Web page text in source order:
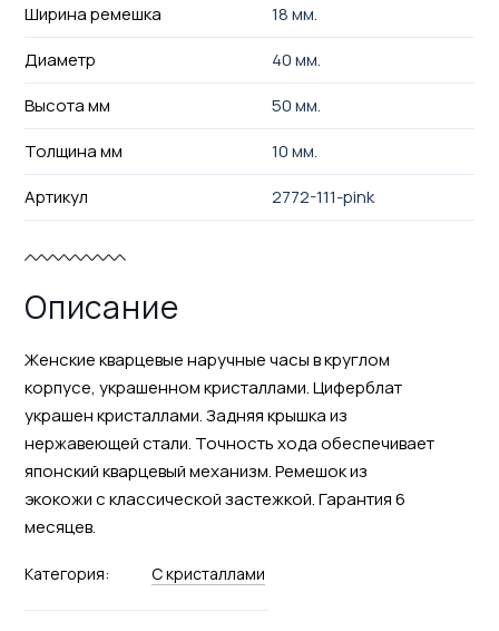
Ширина ремешка
18 мм.
Диаметр
40 мм.
Высота мм
50 мм.
Толщина мм
10 мм.
Артикул
2772-111-pink
Описание
Женские кварцевые наручные часы в круглом
корпусе, украшенном кристаллами. Циферблат
украшен кристаллами. Задняя крышка из
нержавеющей стали. Точность хода обеспечивает
японский кварцевый механизм. Ремешок из
экокожи с классической застежкой. Гарантия 6
месяцев.
Категория: С кристаллами